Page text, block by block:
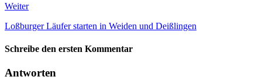
Weiter
Loßburger Läufer starten in Weiden und Deißlingen
Schreibe den ersten Kommentar
Antworten